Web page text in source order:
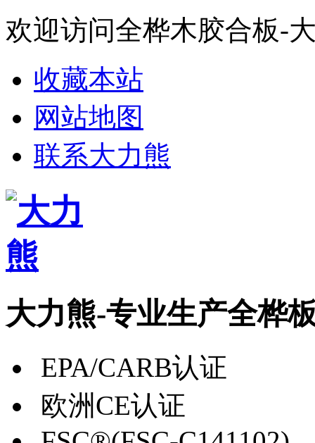
欢迎访问全桦木胶合板-
收藏本站
网站地图
联系大力熊
大力熊-专业生产全桦
EPA/CARB认证
欧洲CE认证